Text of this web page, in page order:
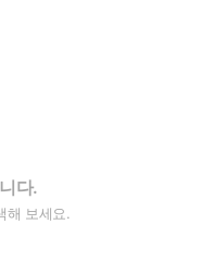
다.
해 보세요.